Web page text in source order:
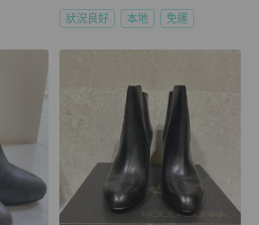
狀況良好 本地 免運